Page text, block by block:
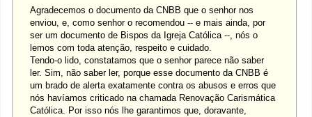
Agradecemos o documento da CNBB que o senhor nos
enviou, e, como senhor o recomendou -- e mais ainda, por
ser um documento de Bispos da Igreja Católica --, nós o
lemos com toda atenção, respeito e cuidado.
Tendo-o lido, constatamos que o senhor parece não saber
ler. Sim, não saber ler, porque esse documento da CNBB é
um brado de alerta exatamente contra os abusos e erros que
nós havíamos criticado na chamada Renovação Carismática
Católica. Por isso nós lhe garantimos que, doravante,